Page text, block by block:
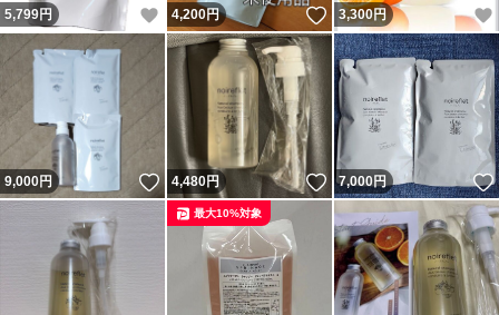
5,799円 いいね！
4,200円 いいね！
3,300円
9,000円 いいね！
4,480円 いいね！
7,000円
最大10%対象